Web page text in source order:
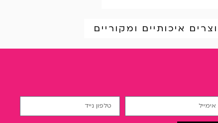
איכותיים ומקוריים